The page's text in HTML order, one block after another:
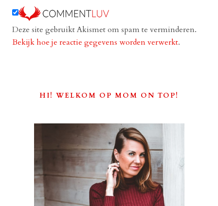
Deze site gebruikt Akismet om spam te verminderen.
Bekijk hoe je reactie gegevens worden verwerkt.
HI! WELKOM OP MOM ON TOP!